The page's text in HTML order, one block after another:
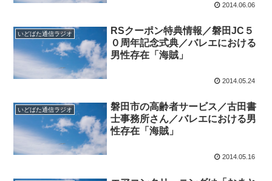
2014.06.06
いどばた通信ラジオ
RSクーポン特典情報／磐田JC５
０周年記念式典／バレエにおける
男性存在「海賊」
2014.05.24
いどばた通信ラジオ
磐田市の高齢者サービス／古田書
士事務所さん／バレエにおける男
性存在「海賊」
2014.05.16